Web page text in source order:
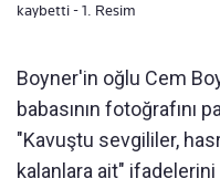
kaybetti - 1. Resim
Boyner'in oğlu Cem
babasının fotoğrafını
"Kavuştu sevgililer,
kalanlara ait" ifadelerini